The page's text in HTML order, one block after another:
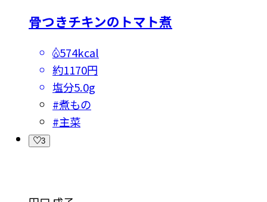
骨つきチキンのトマト煮
574kcal
約1170円
塩分5.0g
#煮もの
#主菜
3